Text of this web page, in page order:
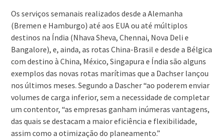
Os serviços semanais realizados desde a Alemanha
(Bremen e Hamburgo) até aos EUA ou até múltiplos
destinos na Índia (Nhava Sheva, Chennai, Nova Deli e
Bangalore), e, ainda, as rotas China-Brasil e desde a Bélgica
com destino à China, México, Singapura e Índia são alguns
exemplos das novas rotas marítimas que a Dachser lançou
nos últimos meses. Segundo a Dascher “ao poderem enviar
volumes de carga inferior, sem a necessidade de completar
um contentor, “as empresas ganham inúmeras vantagens,
das quais se destacam a maior eficiência e flexibilidade,
assim como a otimização do planeamento.”